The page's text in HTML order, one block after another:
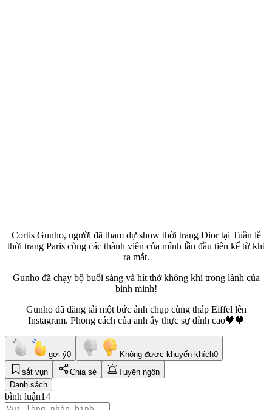
Cortis Gunho, người đã tham dự show thời trang Dior tại Tuần lễ
thời trang Paris cùng các thành viên của mình lần đầu tiên kể từ khi
ra mắt.
Gunho đã chạy bộ buổi sáng và hít thở không khí trong lành của
bình minh!
Gunho đã đăng tải một bức ảnh chụp cùng tháp Eiffel lên
Instagram. Phong cách của anh ấy thực sự đỉnh cao🖤🖤
gợi ý0 Không được khuyến khích0
sắt vụn
Chia sẻ
Tuyên ngôn
Danh sách
bình luận14